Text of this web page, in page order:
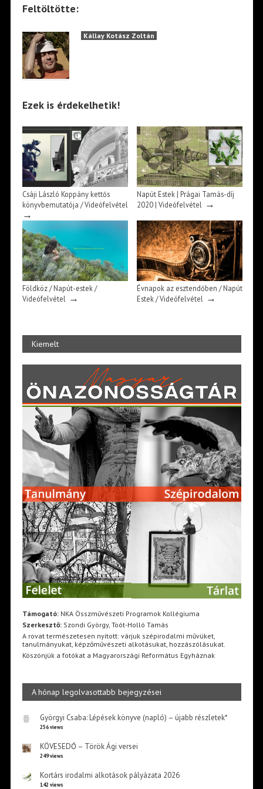
Feltöltötte:
Kállay Kotász Zoltán
Ezek is érdekelhetik!
Csáji László Koppány kettős
könyvbemutatója / Videófelvétel
→
Napút Estek | Prágai Tamás-díj
2020 | Videófelvétel→
Földköz / Napút-estek /
Videófelvétel→
Évnapok az esztendőben / Napút
Estek / Videófelvétel→
Kiemelt
Támogató:NKA Összművészeti Programok Kollégiuma
Szerkesztő:Szondi György, Toót-Holló Tamás
A rovat természetesen nyitott: várjuk szépirodalmi művüket,
tanulmányukat, képzőművészeti alkotásukat, hozzászólásukat.
Köszönjük a fotókat a Magyarországi Református Egyháznak
A hónap legolvasottabb bejegyzései
Györgyi Csaba: Lépések könyve (napló) – újabb részletek*
256 views
KÖVESEDŐ – Török Ági versei
249 views
Kortárs irodalmi alkotások pályázata 2026
142 views